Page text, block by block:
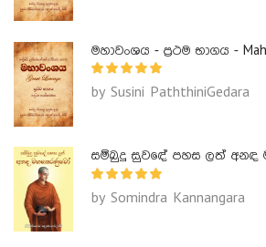
මහාවංශය - ප්‍රථම භාගය -
by Susini PaththiniGedara
by Somindra Kannangara